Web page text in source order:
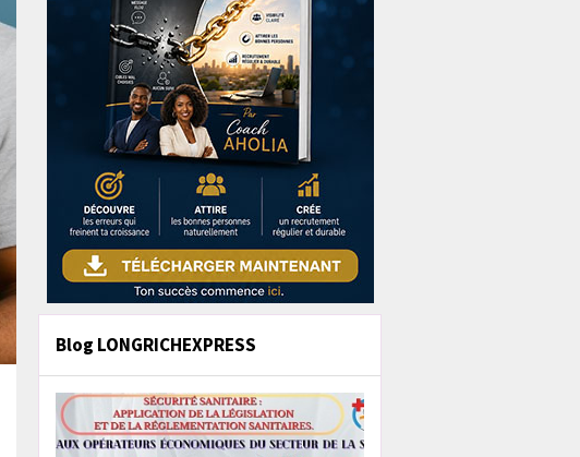
Blog LONGRICHEXPRESS